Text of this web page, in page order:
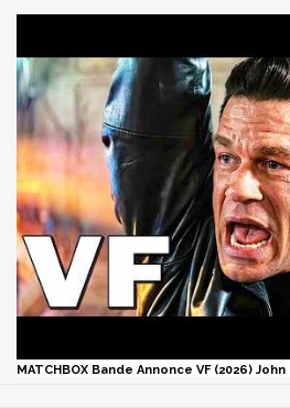
MATCHBOX Bande Annonce VF (2026)